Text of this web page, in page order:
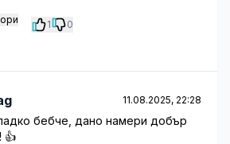
1 0
11.08.2025, 22:28
бебче, дано намери добър
👍